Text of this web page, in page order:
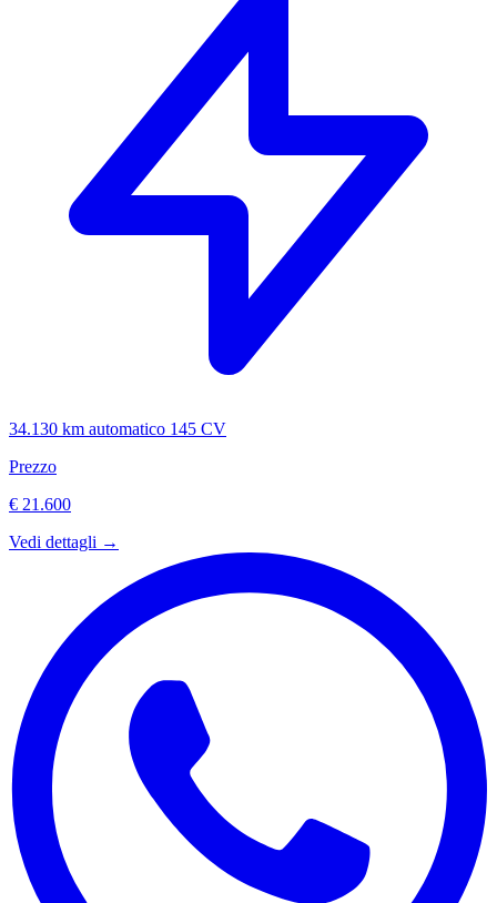
34.130 km automatico 145 CV
Prezzo
€ 21.600
Vedi dettagli →